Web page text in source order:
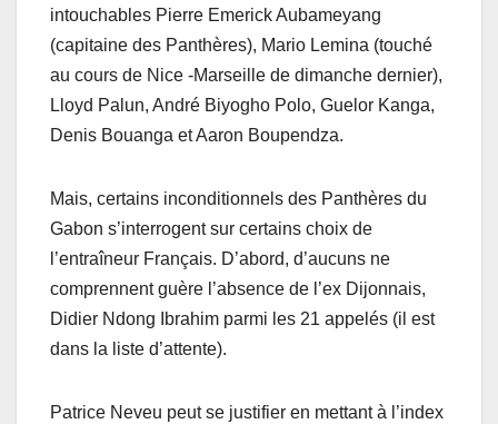
intouchables Pierre Emerick Aubameyang
(capitaine des Panthères), Mario Lemina (touché
au cours de Nice -Marseille de dimanche dernier),
Lloyd Palun, André Biyogho Polo, Guelor Kanga,
Denis Bouanga et Aaron Boupendza.
Mais, certains inconditionnels des Panthères du
Gabon s’interrogent sur certains choix de
l’entraîneur Français. D’abord, d’aucuns ne
comprennent guère l’absence de l’ex Dijonnais,
Didier Ndong Ibrahim parmi les 21 appelés (il est
dans la liste d’attente).
Patrice Neveu peut se justifier en mettant à l’index